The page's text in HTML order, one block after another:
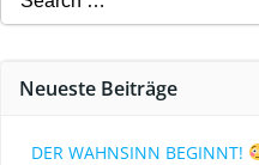
Neueste Beiträge
DER WAHNSINN BEGINNT!